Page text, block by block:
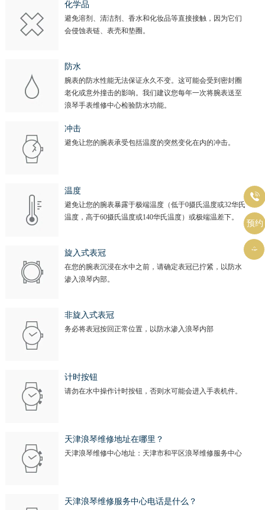
化学品
避免溶剂、清洁剂、香水和化妆品等直接接触，因为它们
会侵蚀表链、表壳和垫圈。
防水
腕表的防水性能无法保证永久不变。这可能会受到密封圈
老化或意外撞击的影响。我们建议您每年一次将腕表送至
浪琴手表维修中心检验防水功能。
冲击
避免让您的腕表承受包括温度的突然变化在内的冲击。
温度
避免让您的腕表暴露于极端温度（低于0摄氏温度或32华氏
温度，高于60摄氏温度或140华氏温度）或极端温差下。
旋入式表冠
在您的腕表沉浸在水中之前，请确定表冠已拧紧，以防水
渗入浪琴内部。
非旋入式表冠
务必将表冠按回正常位置，以防水渗入浪琴内部
计时按钮
请勿在水中操作计时按钮，否则水可能会进入手表机件。
天津浪琴维修地址在哪里？
天津浪琴维修中心地址：天津市和平区浪琴维修服务中心
天津浪琴维修服务中心电话是什么？

预约
